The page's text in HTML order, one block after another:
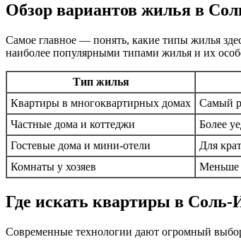
Обзор вариантов жилья в
Самое главное — понять, какие типы жилья
наиболее популярными типами жилья и их
Тип жилья
Квартиры в многоквартирных домах
Самый
Частные дома и коттеджи
Более
Гостевые дома и мини-отели
Для
Комнаты у хозяев
Меньше
Где искать квартиры в Соль-
Современные технологии дают огромный